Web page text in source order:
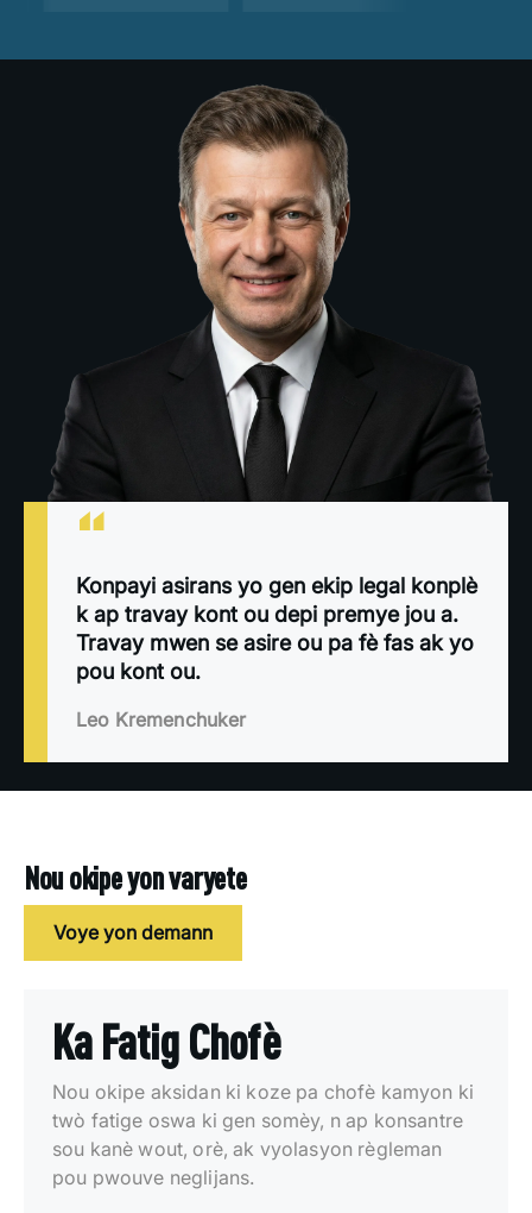
“
Konpayi asirans yo gen ekip legal konplè
k ap travay kont ou depi premye jou a.
Travay mwen se asire ou pa fè fas ak yo
pou kont ou.
Leo Kremenchuker
Nou okipe yon varyete
Voye yon demann
Ka Fatig Chofè
Nou okipe aksidan ki koze pa chofè kamyon ki
twò fatige oswa ki gen somèy, n ap konsantre
sou kanè wout, orè, ak vyolasyon règleman
pou pwouve neglijans.